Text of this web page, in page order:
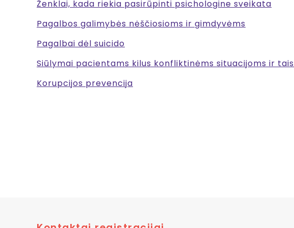
Ženklai, kada riekia pasirūpinti psichologine sveikata
Pagalbos galimybės nėščiosioms ir gimdyvėms
Pagalbai dėl suicido
Siūlymai pacientams kilus konfliktinėms situacijoms ir
Korupcijos prevencija